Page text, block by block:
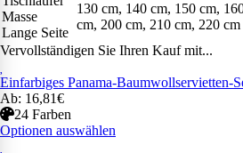
Masse
Lange Seite
130 cm, 140 cm, 150 cm,
cm, 200 cm, 210 cm, 220 cm
Vervollständigen Sie Ihren Kauf mit...
Einfarbiges Panama-Baumwollservietten-
Ab: 16,81€
24 Farben
Optionen auswählen